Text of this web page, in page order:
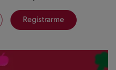
Registrarme